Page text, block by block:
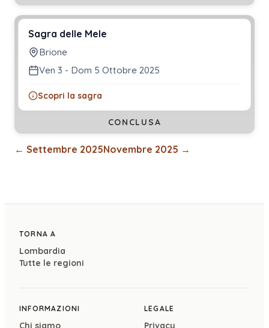
Sagra delle Mele
Brione
Ven 3 - Dom 5 Ottobre 2025
Scopri la sagra
CONCLUSA
← Settembre 2025Novembre 2025 →
TORNA A
Lombardia
Tutte le regioni
INFORMAZIONI
Chi siamo
LEGALE
Privacy